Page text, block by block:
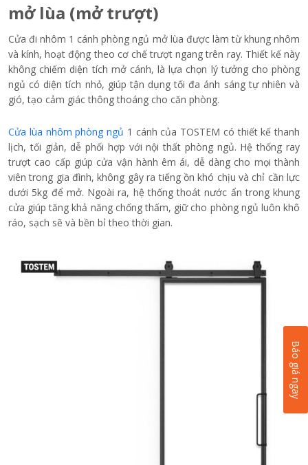
mở lùa (mở trượt)
Cửa đi nhôm 1 cánh phòng ngủ mở lùa được làm từ khung nhôm
và kính, hoạt động theo cơ chế trượt ngang trên ray. Thiết kế này
không chiếm diện tích mở cánh, là lựa chọn lý tưởng cho phòng
ngủ có diện tích nhỏ, giúp tận dụng tối đa ánh sáng tự nhiên và
gió, tạo cảm giác thông thoáng cho căn phòng.
Cửa lùa nhôm phòng ngủ 1 cánh của TOSTEM có thiết kế thanh
lịch, tối giản, dễ phối hợp với nội thất phòng ngủ. Hệ thống ray
trượt cao cấp giúp cửa vận hành êm ái, dễ dàng cho mọi thành
viên trong gia đình, không gây ra tiếng ồn khó chịu và chỉ cần lực
dưới 5kg để mở. Ngoài ra, hệ thống thoát nước ẩn trong khung
cửa giúp tăng khả năng chống thấm, giữ cho phòng ngủ luôn khô
ráo, sạch sẽ và bền bỉ theo thời gian.
Báo giá ngay